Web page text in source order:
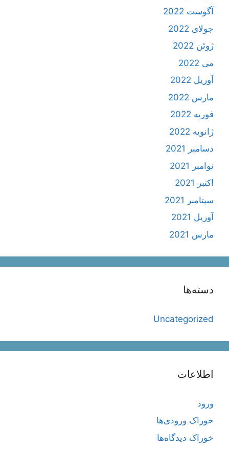
آگوست 2022
جولای 2022
ژوئن 2022
می 2022
آوریل 2022
مارس 2022
فوریه 2022
ژانویه 2022
دسامبر 2021
نوامبر 2021
اکتبر 2021
سپتامبر 2021
آوریل 2021
مارس 2021
دسته‌ها
Uncategorized
اطلاعات
ورود
خوراک ورودی‌ها
خوراک دیدگاه‌ها